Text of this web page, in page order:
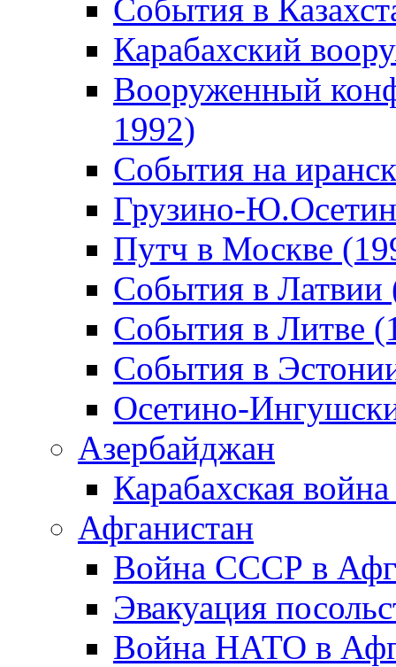
События в
Карабахский
Вооруженный
1992)
События на
Грузино-
Путч в Москве
События в Латвии
События в Литве
События в
Осетино-
Азербайджан
Карабахская
Афганистан
Война СССР в
Эвакуация
Война НАТО в